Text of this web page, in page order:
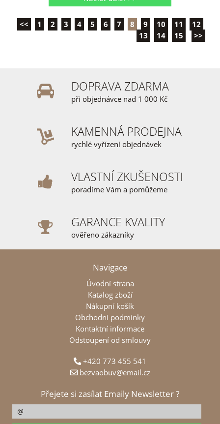
<< 1 2 3 4 5 6 7 8 9 10 11
12
13
14 15 >>
DOPRAVA ZDARMA
při objednávce nad 1 000 Kč
KAMENNÁ PRODEJNA
rychlé vyřízení objednávek
VLASTNÍ ZKUŠENOSTI
poradíme Vám a pomůžeme
GARANCE KVALITY
ověřeno zákazníky
Navigace
Úvodní strana
Katalog zboží
Nákupní košík
Obchodní podmínky
Kontaktní informace
Odstoupení od smlouvy
+420 773 455 541
bezvaobuv@email.cz
Přejete si zasílat Emaily Newsletter ?